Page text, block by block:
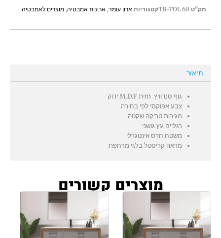
מק"ט TB-TOL 60קטגוריות ארון עומד, ארונות אמבטיה, מוצרים לאמבטיה
תיאור
גוף סנדוויץ חזית M.D.F ירוק
צבע אפוקסי לפי בחירה
מגירות טריקה שקטה
רגליים עץ גושני
משטח חרס אינטגרלי
מראה קריסטל בלגי מרחפת
מוצרים קשורים